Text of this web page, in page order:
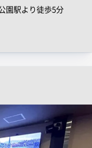
園駅より徒歩5分